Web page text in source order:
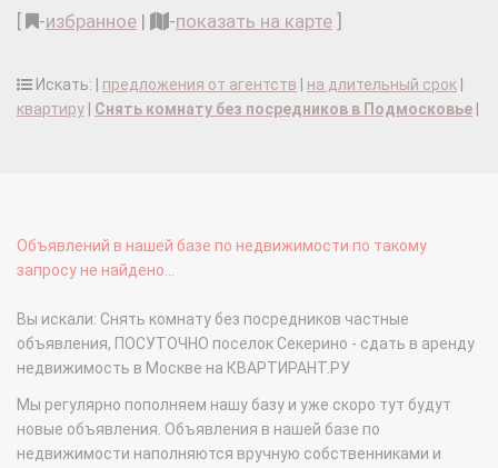
-избранное | -показать на карте
Искать: | предложения от агентств на длительный срок
квартиру
Снять комнату без посредников в Подмосковье
Объявлений в нашей базе по недвижимости по такому
запросу не найдено...
Вы искали: Снять комнату без посредников частные
объявления, ПОСУТОЧНО поселок Секерино - сдать в аренду
недвижимость в Москве на КВАРТИРАНТ.РУ
Мы регулярно пополняем нашу базу и уже скоро тут будут
новые объявления. Объявления в нашей базе по
недвижимости наполняются вручную собственниками и